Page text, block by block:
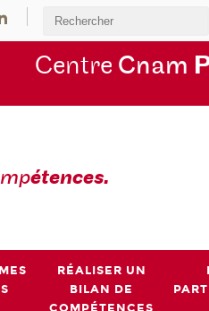
Centre Cnam
étences.
RÉALISER UN
BILAN DE
COMPÉTENCES